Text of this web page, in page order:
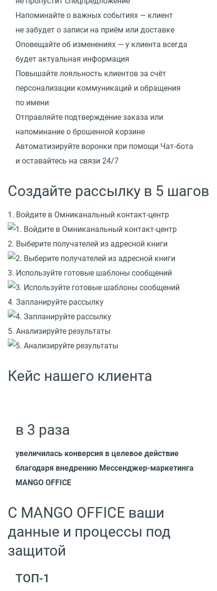
Напоминайте о важных событиях — клиент
не забудет о записи на приём или доставке
Оповещайте об изменениях — у клиента всегда
будет актуальная информация
Повышайте лояльность клиентов за счёт
персонализации коммуникаций и обращения
по имени
Отправляйте подтверждение заказа или
напоминание о брошенной корзине
Автоматизируйте воронки при помощи Чат‑бота
и оставайтесь на связи 24/7
Создайте рассылку в 5 шагов
1. Войдите в Омниканальный контакт-центр
2. Выберите получателей из адресной книги
3. Используйте готовые шаблоны сообщений
4. Запланируйте рассылку
5. Анализируйте результаты
Кейс нашего клиента
в 3 раза
увеличилась конверсия в целевое действие
благодаря внедрению Мессенджер-маркетинга
MANGO OFFICE
С MANGO OFFICE ваши
данные и процессы под
защитой
ТОП-1